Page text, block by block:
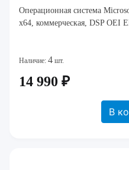
Операционная система
x64, коммерческая, DSP OEI
Наличие: 4 шт.
14 990 ₽
В